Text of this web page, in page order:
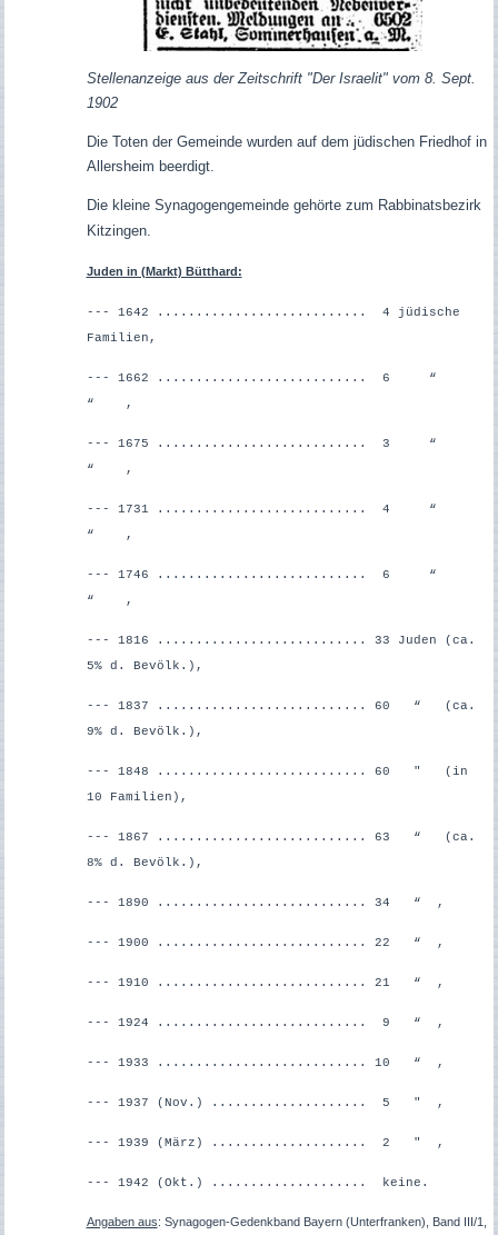
Stellenanzeige aus der Zeitschrift "Der Israelit" vom 8. Sept.
1902
Die Toten der Gemeinde wurden auf dem jüdischen Friedhof in
Allersheim beerdigt.
Die kleine Synagogengemeinde gehörte zum Rabbinatsbezirk
Kitzingen.
Juden in (Markt) Bütthard:
--- 1642 ........................... 4 jüdische
Familien,
--- 1662 ........................... 6 “
“ ,
--- 1675 ........................... 3 “
“ ,
--- 1731 ........................... 4 “
“ ,
--- 1746 ........................... 6 “
“ ,
--- 1816 ........................... 33 Juden (ca.
5% d. Bevölk.),
--- 1837 ........................... 60 “ (ca.
9% d. Bevölk.),
--- 1848 ........................... 60 " (in
10 Familien),
--- 1867 ........................... 63 “ (ca.
8% d. Bevölk.),
--- 1890 ........................... 34 “ ,
--- 1900 ........................... 22 “ ,
--- 1910 ........................... 21 “ ,
--- 1924 ........................... 9 “ ,
--- 1933 ........................... 10 “ ,
--- 1937 (Nov.) .................... 5 " ,
--- 1939 (März) .................... 2 " ,
--- 1942 (Okt.) .................... keine.
Angaben aus: Synagogen-Gedenkband Bayern (Unterfranken), Band III/1,